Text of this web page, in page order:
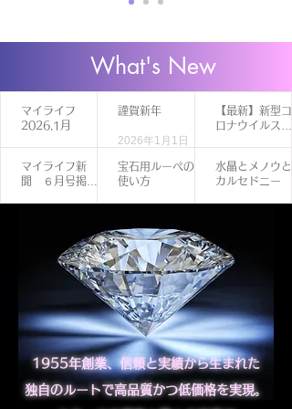
What's New
マイライフ
2026.1月
謹賀新年
2026年1月1日
【最新】新型コ
ロナウイルス感
マイライフ新
聞 ６月号掲載
宝石用ルーペの
使い方
水晶とメノウと
カルセドニー
1955年創業、信頼と実績から生まれた
独自のルートで高品質かつ低価格を実現。